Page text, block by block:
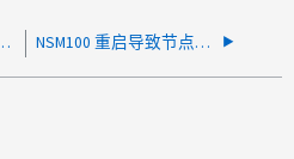
取I2C EEPROM NSM100 重启导致节点多磁盘错误